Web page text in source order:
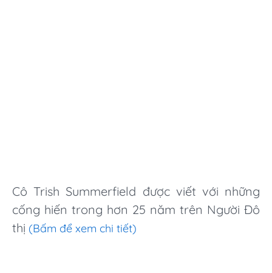
Cô Trish Summerfield được viết với những
cống hiến trong hơn 25 năm trên Người Đô
thị (Bấm để xem chi tiết)